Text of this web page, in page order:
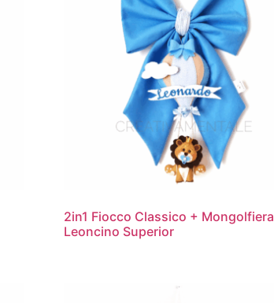
2in1 Fiocco Classico + Mongolfiera
Leoncino Superior